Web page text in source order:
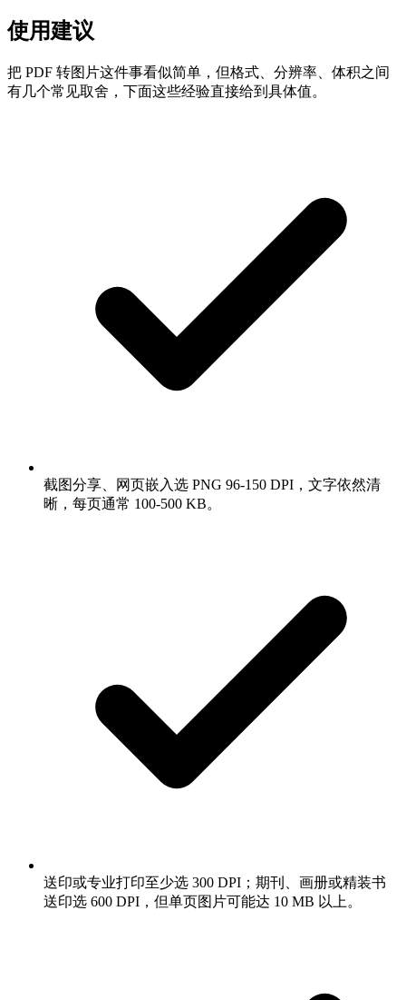
使用建议
把 PDF 转图片这件事看似简单，但格式、分辨率、体积之间
有几个常见取舍，下面这些经验直接给到具体值。
截图分享、网页嵌入选 PNG 96-150 DPI，文字依然清
晰，每页通常 100-500 KB。
送印或专业打印至少选 300 DPI；期刊、画册或精装书
送印选 600 DPI，但单页图片可能达 10 MB 以上。